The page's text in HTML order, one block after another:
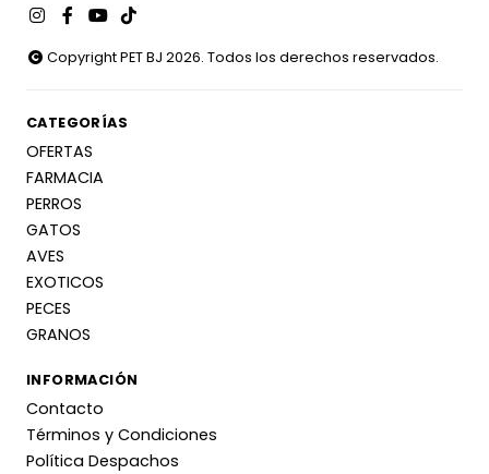
Copyright PET BJ 2026. Todos los derechos reservados.
CATEGORÍAS
OFERTAS
FARMACIA
PERROS
GATOS
AVES
EXOTICOS
PECES
GRANOS
INFORMACIÓN
Contacto
Términos y Condiciones
Política Despachos